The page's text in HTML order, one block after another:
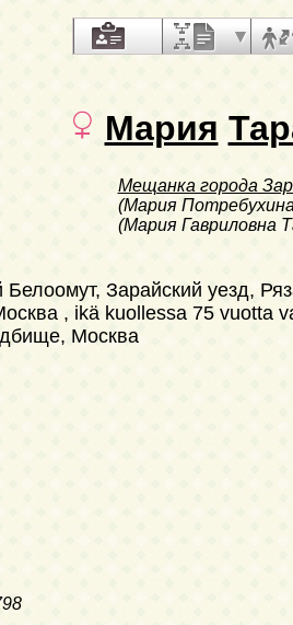
Мария
Мещанка города
(Мария
(Мария Гавриловна
Зарайский уезд,
, ikä kuollessa 75 vuotta
Москва